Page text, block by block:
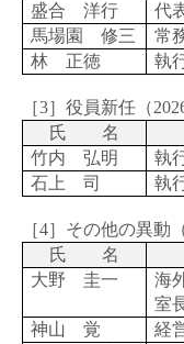
盛合 洋行
代
馬場園 修三
常
林 正徳
執
［3］役員新任（
氏 名
竹内 弘明
執
石上 司
執
［4］その他の異動
氏 名
大野 圭一
海
室
神山 覚
経